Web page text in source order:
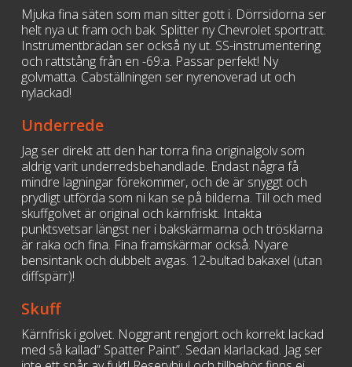
Mjuka fina säten som man sitter gott i. Dörrsidorna ser
helt nya ut fram och bak. Splitter ny Chevrolet sportratt.
Instrumentbrädan ser också ny ut. SS-instrumentering
och rattstång från en -69:a. Passar perfekt! Ny
golvmatta. Cabställningen ser nyrenoverad ut och
nylackad!
Underrede
Jag ser direkt att den har torra fina originalgolv som
aldrig varit underredsbehandlade. Endast några få
mindre lagningar förekommer, och de är snyggt och
prydligt utförda som ni kan se på bilderna. Till och med
skuffgolvet är original och kärnfriskt. Intakta
punktsvetsar längst ner i bakskärmarna och trösklarna
är raka och fina. Fina framskärmar också. Nyare
bensintank och dubbelt avgas. 12-bultad bakaxel (utan
diffspärr)!
Skuff
Kärnfrisk i golvet. Noggrant rengjort och korrekt lackad
med så kallad” Spatter Paint”. Sedan klarlackad. Jag ser